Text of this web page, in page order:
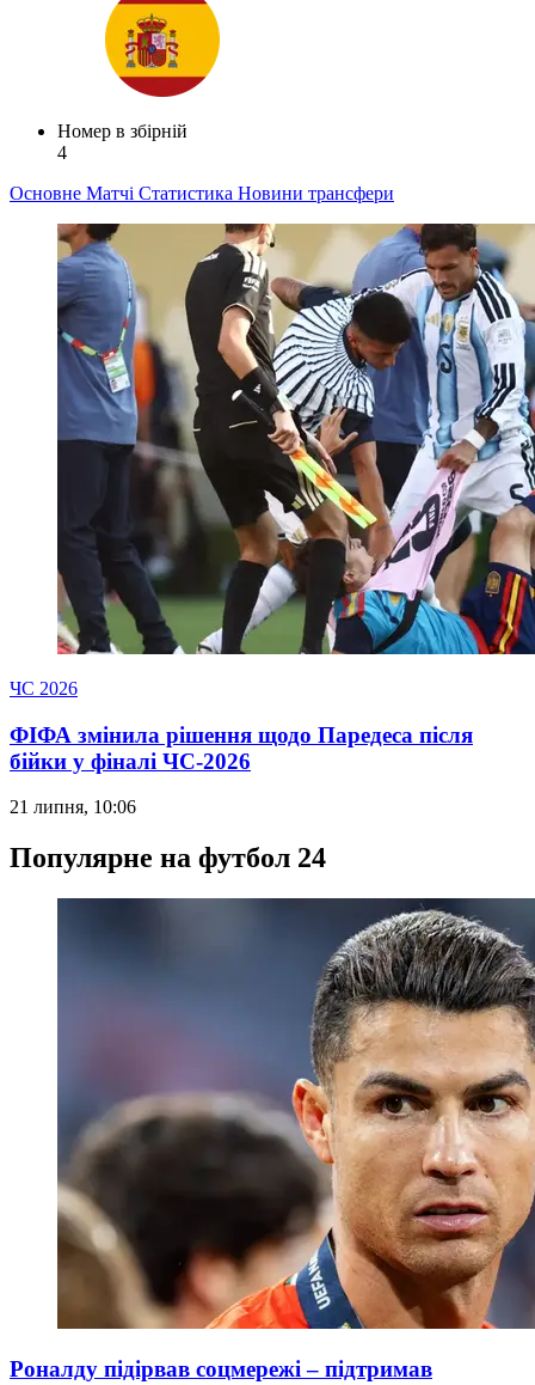
Номер в збірній
4
Основне Матчі Статистика Новини трансфери
ЧС 2026
ФІФА змінила рішення щодо Паредеса після
бійки у фіналі ЧС-2026
21 липня, 10:06
Популярне на футбол 24
Роналду підірвав соцмережі – підтримав